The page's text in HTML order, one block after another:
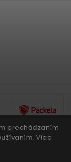
prechádzaním
Viac
vyhradené.